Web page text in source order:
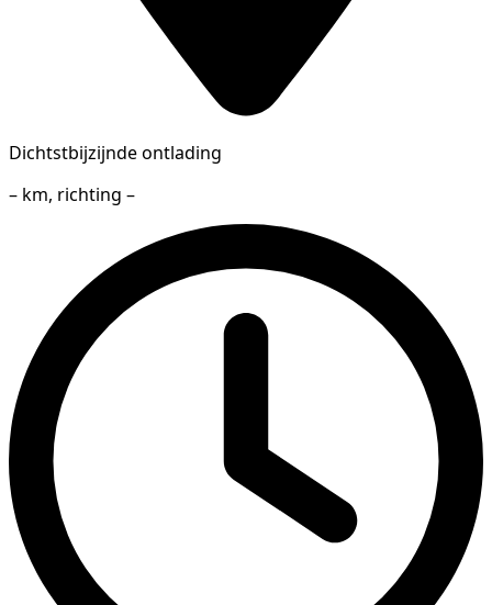
Dichtstbijzijnde ontlading
– km, richting –